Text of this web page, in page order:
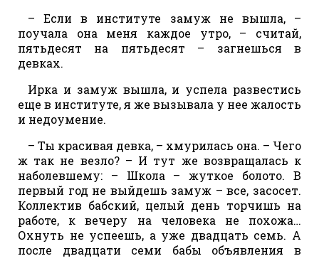
– Если в институте замуж не вышла, –
поучала она меня каждое утро, – считай,
пятьдесят на пятьдесят – загнешься в
девках.
Ирка и замуж вышла, и успела развестись
еще в институте, я же вызывала у нее жалость
и недоумение.
– Ты красивая девка, – хмурилась она. – Чего
ж так не везло? – И тут же возвращалась к
наболевшему: – Школа – жуткое болото. В
первый год не выйдешь замуж – все, засосет.
Коллектив бабский, целый день торчишь на
работе, к вечеру на человека не похожа…
Охнуть не успеешь, а уже двадцать семь. А
после двадцати семи бабы объявления в